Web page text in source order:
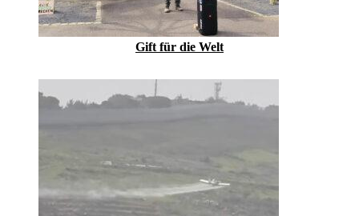
Gift für die Welt